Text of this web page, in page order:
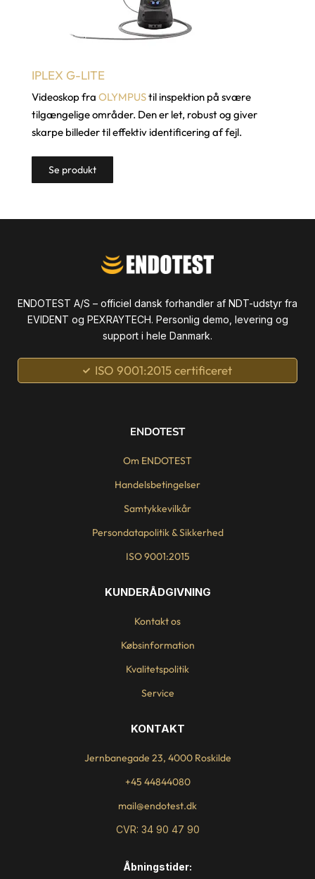
IPLEX G-LITE
Videoskop fra OLYMPUStil inspektion på svære
tilgængelige områder. Den er let, robust og giver
skarpe billeder til effektiv identificering af fejl.
Se produkt
ENDOTEST A/S – officiel dansk forhandler af NDT-udstyr fra
EVIDENT og PEXRAYTECH. Personlig demo, levering og
support i hele Danmark.
ISO 9001:2015 certificeret
ENDOTEST
Om ENDOTEST
Handelsbetingelser
Samtykkevilkår
Persondatapolitik & Sikkerhed
ISO 9001:2015
KUNDERÅDGIVNING
Kontakt os
Købsinformation
Kvalitetspolitik
Service
KONTAKT
Jernbanegade 23, 4000 Roskilde
+45 44844080
mail@endotest.dk
CVR: 34 90 47 90
Åbningstider: